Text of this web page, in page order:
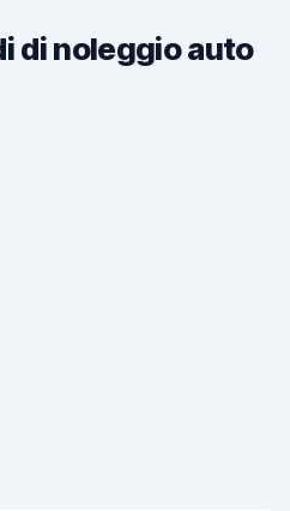
di noleggio auto